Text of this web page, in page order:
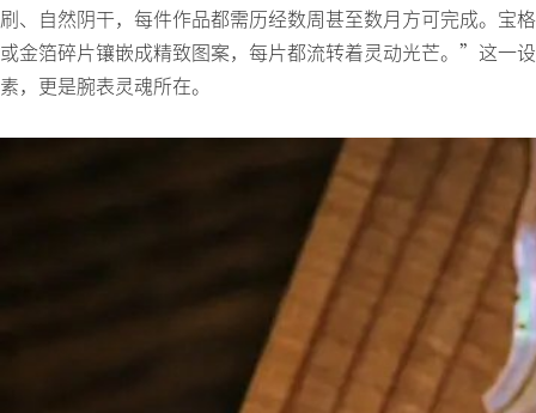
刷、自然阴干，每件作品都需历经数周甚至数月方可完成。
或金箔碎片镶嵌成精致图案，每片都流转着灵动光芒。”这一
素，更是腕表灵魂所在。